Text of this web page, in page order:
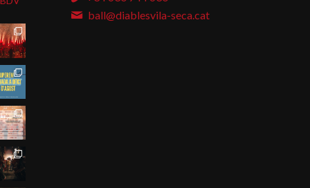
ball@diablesvila-seca.cat